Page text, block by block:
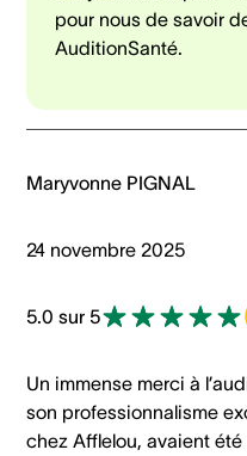
pour nous de savoir
AuditionSanté.
Maryvonne PIGNAL
24 novembre 2025
5.0 sur 5
Un immense merci à
son professionnalisme
chez Afflelou, avaient